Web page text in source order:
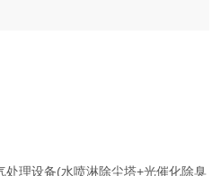
处理设备(水喷淋除尘塔+光催化除臭